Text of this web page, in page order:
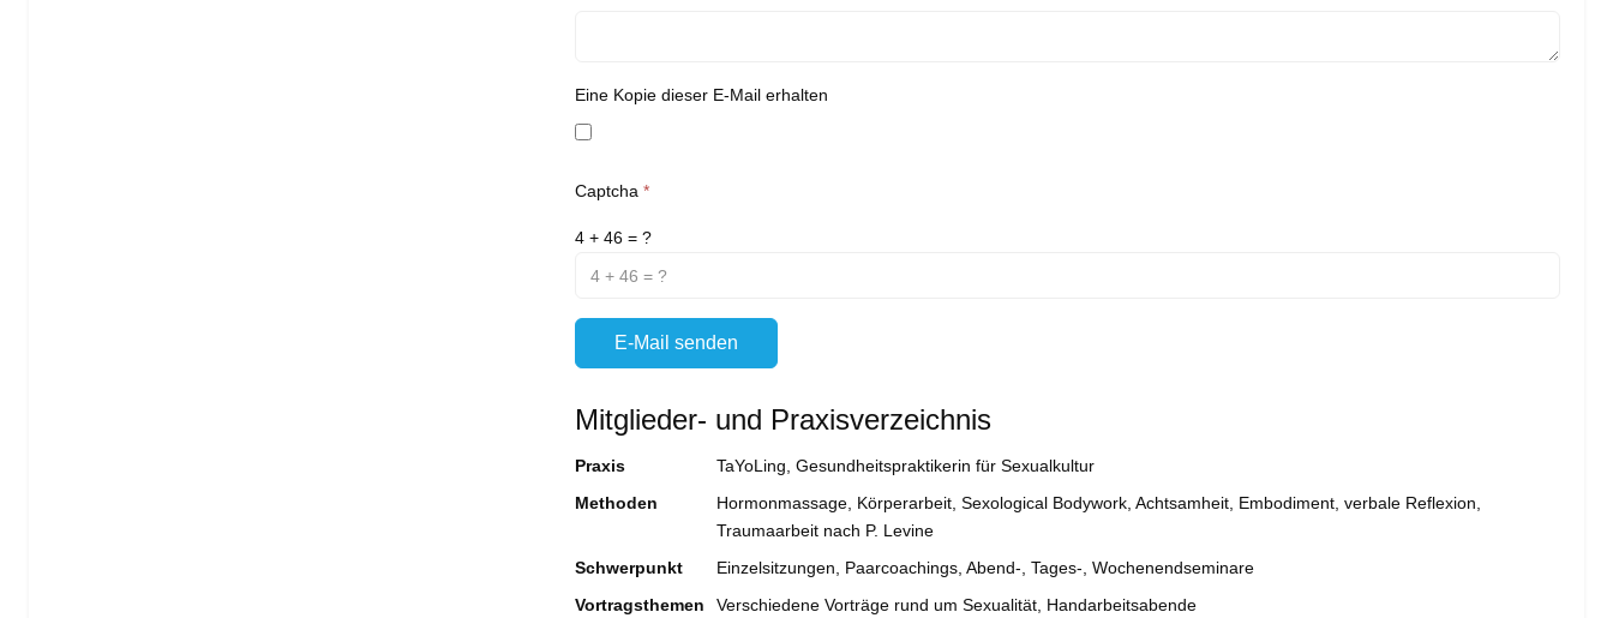
Eine Kopie dieser E-Mail erhalten
Captcha *
4 + 46 = ?
E-Mail senden
Mitglieder- und Praxisverzeichnis
Praxis
TaYoLing, Gesundheitspraktikerin für Sexualkultur
Methoden
Hormonmassage, Körperarbeit, Sexological Bodywork, Achtsamheit, Embodiment, verbale Reflexion,
Traumaarbeit nach P. Levine
Schwerpunkt
Einzelsitzungen, Paarcoachings, Abend-, Tages-, Wochenendseminare
Vortragsthemen
Verschiedene Vorträge rund um Sexualität, Handarbeitsabende